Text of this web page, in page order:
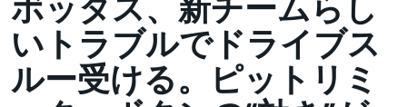
いトラブルでドライブス
ルー受ける。ピットリミ